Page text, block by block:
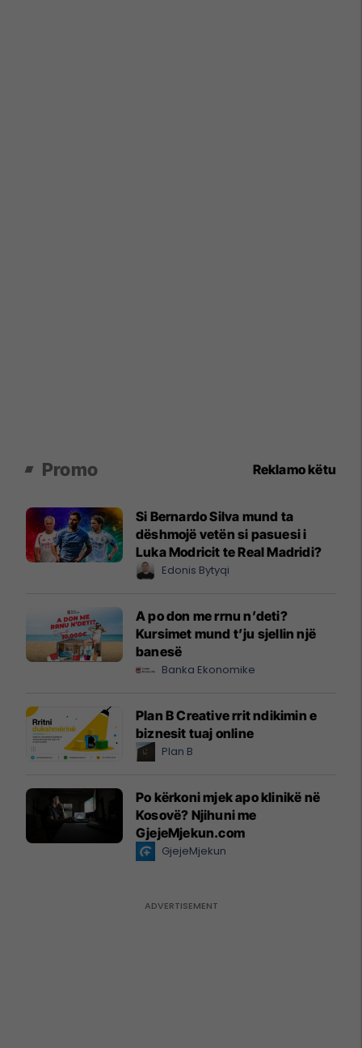
Promo Reklamo këtu
Si Bernardo Silva mund ta
dëshmojë vetën si pasuesi i
Luka Modricit te Real Madridi?
Edonis Bytyqi
A po don me rrnu n’deti?
Kursimet mund t’ju sjellin një
banesë
Banka Ekonomike
Plan B Creative rrit ndikimin e
biznesit tuaj online
Plan B
Po kërkoni mjek apo klinikë në
Kosovë? Njihuni me
GjejeMjekun.com
GjejeMjekun